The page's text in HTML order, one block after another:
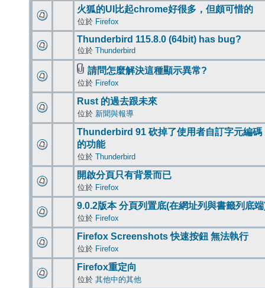
火狐的UI比起chrome好很多，但頗可惜的
位於 Firefox
Thunderbird 115.8.0 (64bit) has bug?
位於 Thunderbird
請問怎麼解決這種顯示異常?
位於 Firefox
Rust 的過去跟未來
位於 新聞與報導
Thunderbird 91 砍掉了使用者自訂字元編碼
的功能
位於 Thunderbird
開啟分頁只有背景而已
位於 Firefox
9.0.2版本 分頁列置底(在網址列與書籤列底
位於 Firefox
Firefox Screenshots 快速按鈕 無法執行
位於 Firefox
Firefox重定向
位於 其他中的其他